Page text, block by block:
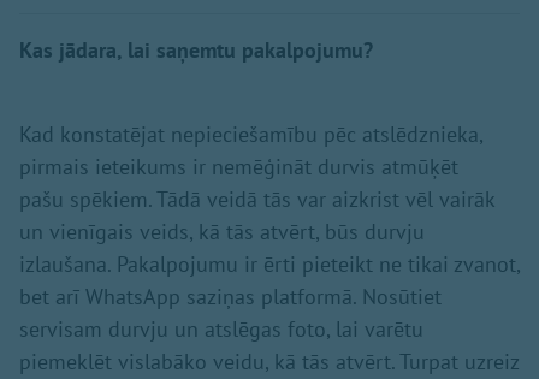
Kas jādara, lai saņemtu pakalpojumu?
Kad konstatējat nepieciešamību pēc atslēdznieka,
pirmais ieteikums ir nemēģināt durvis atmūķēt
pašu spēkiem. Tādā veidā tās var aizkrist vēl vairāk
un vienīgais veids, kā tās atvērt, būs durvju
izlaušana. Pakalpojumu ir ērti pieteikt ne tikai zvanot,
bet arī WhatsApp saziņas platformā. Nosūtiet
servisam durvju un atslēgas foto, lai varētu
piemeklēt vislabāko veidu, kā tās atvērt. Turpat uzreiz